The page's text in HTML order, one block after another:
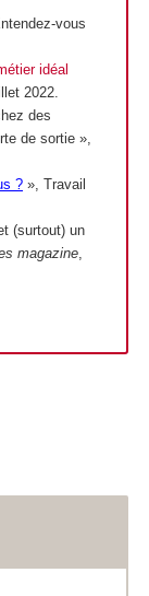
vous
idéal
2022.
des
de sortie »,
? », Travail
(surtout) un
magazine,